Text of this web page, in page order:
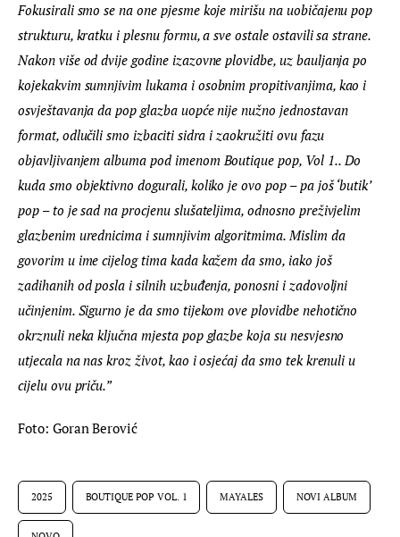
Fokusirali smo se na one pjesme koje mirišu na uobičajenu pop
strukturu, kratku i plesnu formu, a sve ostale ostavili sa strane.
Nakon više od dvije godine izazovne plovidbe, uz bauljanja po
kojekakvim sumnjivim lukama i osobnim propitivanjima, kao i
osvještavanja da pop glazba uopće nije nužno jednostavan
format, odlučili smo izbaciti sidra i zaokružiti ovu fazu
objavljivanjem albuma pod imenom Boutique pop, Vol 1.. Do
kuda smo objektivno dogurali, koliko je ovo pop – pa još ‘butik’
pop – to je sad na procjenu slušateljima, odnosno preživjelim
glazbenim urednicima i sumnjivim algoritmima. Mislim da
govorim u ime cijelog tima kada kažem da smo, iako još
zadihanih od posla i silnih uzbuđenja, ponosni i zadovoljni
učinjenim. Sigurno je da smo tijekom ove plovidbe nehotično
okrznuli neka ključna mjesta pop glazbe koja su nesvjesno
utjecala na nas kroz život, kao i osjećaj da smo tek krenuli u
cijelu ovu priču.”
Foto: Goran Berović
2025 BOUTIQUE POP VOL. 1 MAYALES NOVI ALBUM